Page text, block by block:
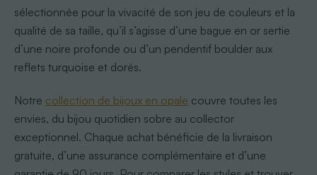
sélectionnée pour la vivacité de son jeu de couleurs et la
qualité de sa taille, qu’il s’agisse d’une bague en or sertie
d’une noire profonde ou d’un pendentif boulder aux
reflets turquoise et dorés.
Notre collection de bijoux en opale couvre toutes les
envies, du bijou quotidien sobre au collector
exceptionnel. Chaque achat bénéficie de la livraison
gratuite, d’une assurance complémentaire et d’une